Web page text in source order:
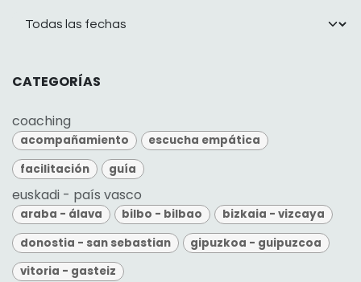
CATEGORÍAS
coaching
acompañamiento
escucha empática
facilitación
guía
euskadi - país vasco
araba - álava bilbo - bilbao
bizkaia - vizcaya
donostia - san sebastian
gipuzkoa - guipuzcoa
vitoria - gasteiz